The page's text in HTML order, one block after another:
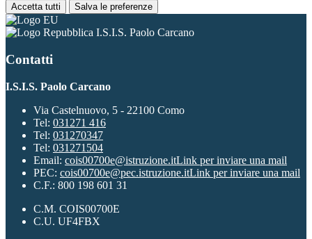
Accetta tutti Salva le preferenze
I.S.I.S. Paolo Carcano
Contatti
I.S.I.S. Paolo Carcano
Via Castelnuovo, 5 - 22100 Como
Tel: 031271 416
Tel: 031270347
Tel: 031271504
Email: cois00700e@istruzione.itLink per inviare una mail
PEC: cois00700e@pec.istruzione.itLink per inviare una mail
C.F.: 800 198 601 31
C.M. COIS00700E
C.U. UF4FBX